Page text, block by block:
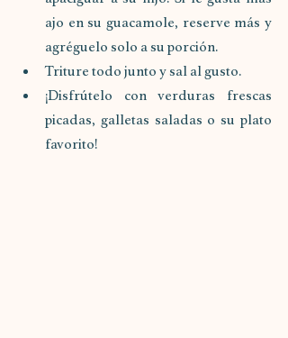
ajo en su guacamole, reserve más y
agréguelo solo a su porción.
Triture todo junto y sal al gusto.
¡Disfrútelo con verduras frescas
picadas, galletas saladas o su plato
favorito!